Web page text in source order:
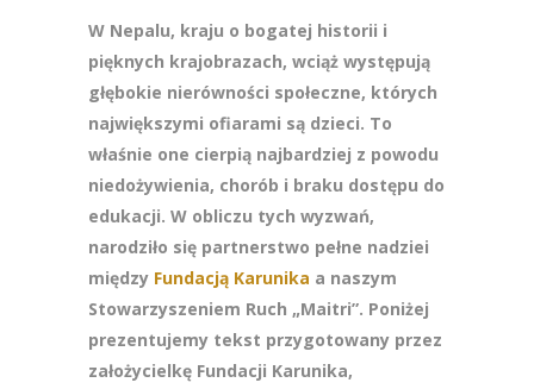
W Nepalu, kraju o bogatej historii i
pięknych krajobrazach, wciąż występują
głębokie nierówności społeczne, których
największymi ofiarami są dzieci. To
właśnie one cierpią najbardziej z powodu
niedożywienia, chorób i braku dostępu do
edukacji. W obliczu tych wyzwań,
narodziło się partnerstwo pełne nadziei
między Fundacją Karunika a naszym
Stowarzyszeniem Ruch „Maitri”. Poniżej
prezentujemy tekst przygotowany przez
założycielkę Fundacji Karunika,